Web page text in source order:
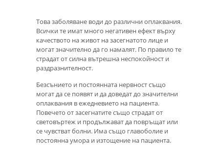
Това заболяване води до различни оплаквания.
Всички те имат много негативен ефект върху
качеството на живот на засегнатото лице и
могат значително да го намалят. По правило те
страдат от силна вътрешна неспокойност и
раздразнителност.
Безсънието и постоянната нервност също
могат да се появят и да доведат до значителни
оплаквания в ежедневието на пациента.
Повечето от засегнатите също страдат от
световъртеж и продължават да повръщат или
се чувстват болни. Има също главоболие и
постоянна умора и изтощение на пациента.